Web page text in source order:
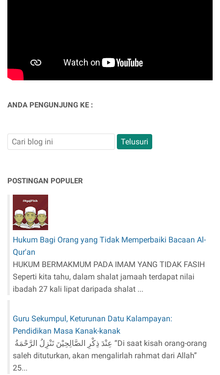
ANDA PENGUNJUNG KE :
POSTINGAN POPULER
Hukum Bagi Orang yang Tidak Memperbaiki Bacaan Al-
Qur'an
HUKUM BERMAKMUM PADA IMAM YANG TIDAK FASIH
Seperti kita tahu, dalam shalat jamaah terdapat nilai
ibadah 27 kali lipat daripada shalat ...
Guru Sekumpul, Keturunan Datu Kalampayan:
Pendidikan Masa Kanak-kanak
عِنْدَ ذِكْرِ الصَّالِحِيْنَ تَنْزِلُ الرَّحْمَةُ “Di saat kisah orang-orang
saleh dituturkan, akan mengalirlah rahmat dari Allah”